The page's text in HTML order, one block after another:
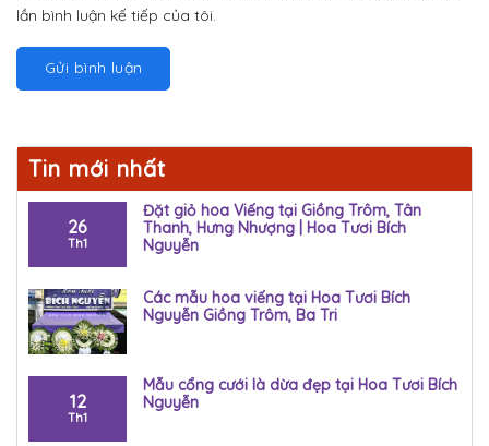
lần bình luận kế tiếp của tôi.
Tin mới nhất
26
Th1
Đặt giỏ hoa Viếng tại Giồng Trôm, Tân
Thanh, Hưng Nhượng | Hoa Tươi Bích
Nguyễn
Các mẫu hoa viếng tại Hoa Tươi Bích
Nguyễn Giồng Trôm, Ba Tri
12
Th1
Mẫu cổng cưới là dừa đẹp tại Hoa Tươi Bích
Nguyễn